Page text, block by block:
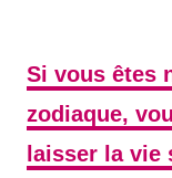
Si vous êtes
zodiaque,
laisser la vie